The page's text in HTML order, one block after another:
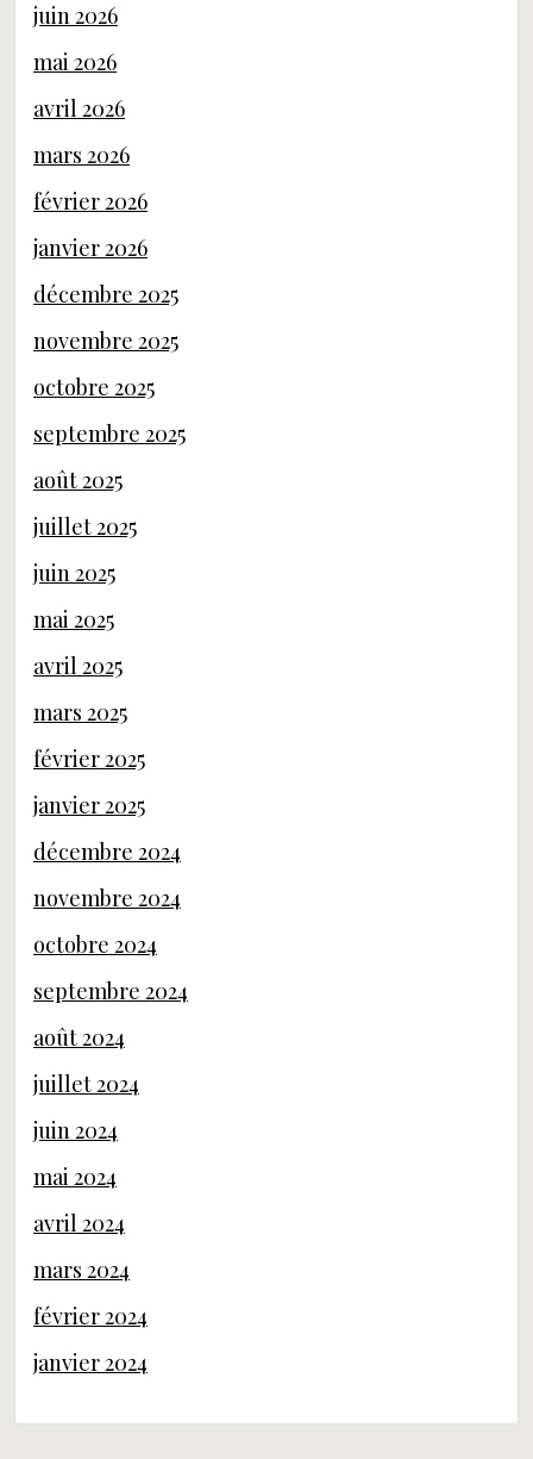
juin 2026
mai 2026
avril 2026
mars 2026
février 2026
janvier 2026
décembre 2025
novembre 2025
octobre 2025
septembre 2025
août 2025
juillet 2025
juin 2025
mai 2025
avril 2025
mars 2025
février 2025
janvier 2025
décembre 2024
novembre 2024
octobre 2024
septembre 2024
août 2024
juillet 2024
juin 2024
mai 2024
avril 2024
mars 2024
février 2024
janvier 2024